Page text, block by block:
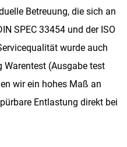
Betreuung, die sich an
SPEC 33454 und der ISO
wurde auch
(Ausgabe test
wir ein hohes Maß an
Entlastung direkt bei